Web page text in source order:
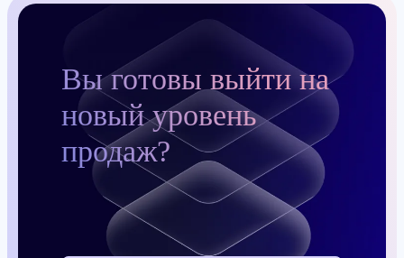
Вы готовы выйти на
новый уровень
продаж?